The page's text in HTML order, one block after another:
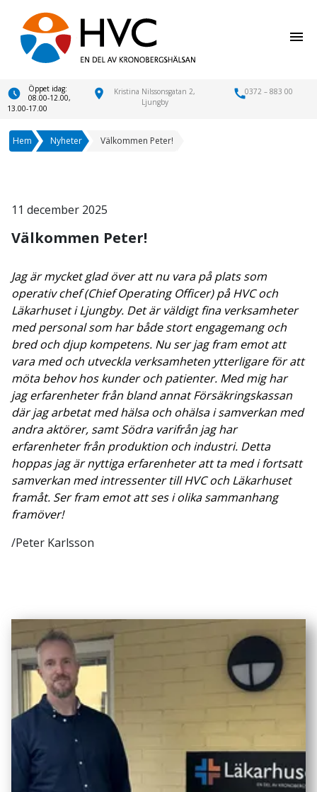
menu
Öppet idag:
08.00-12.00,
13.00-17.00
location_on
Kristina Nilssonsgatan 2,
Ljungby
call0372 – 883 00
Hem Nyheter Välkommen Peter!
11 december 2025
Välkommen Peter!
Jag är mycket glad över att nu vara på plats som
operativ chef (Chief Operating Officer) på HVC och
Läkarhuset i Ljungby. Det är väldigt fina verksamheter
med personal som har både stort engagemang och
bred och djup kompetens. Nu ser jag fram emot att
vara med och utveckla verksamheten ytterligare för att
möta behov hos kunder och patienter. Med mig har
jag erfarenheter från bland annat Försäkringskassan
där jag arbetat med hälsa och ohälsa i samverkan med
andra aktörer, samt Södra varifrån jag har
erfarenheter från produktion och industri. Detta
hoppas jag är nyttiga erfarenheter att ta med i fortsatt
samverkan med intressenter till HVC och Läkarhuset
framåt. Ser fram emot att ses i olika sammanhang
framöver!
/Peter Karlsson